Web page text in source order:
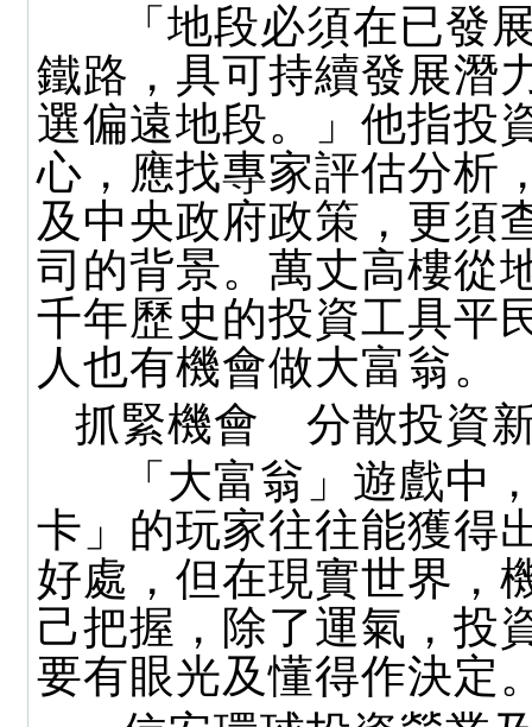
「地段必須在已發
鐵路，具可持續發展潛
選偏遠地段。」他指投
心，應找專家評估分析
及中央政府政策，更須
司的背景。萬丈高樓從
千年歷史的投資工具平
人也有機會做大富翁。
抓緊機會 分散投資
「大富翁」遊戲中
卡」的玩家往往能獲得
好處，但在現實世界，
己把握，除了運氣，投
要有眼光及懂得作決定